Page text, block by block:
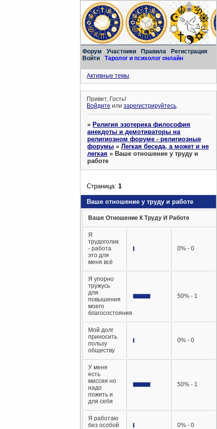
Форум Участники Правила
Регистрация
Войти
Таролог и психолог онлайн
Активные темы
Привет, Гость!
Войдите илизарегистрируйтесь.
»Религия эзотерика философия
анекдоты и демотиваторы на
религиозном форуме - религиозные
форумы »Легкая беседа, а может и не
легкая »Ваше отношение у труду и
работе
Ваше отношение у труду и работе
Страница:1
Ваше Отношение К Труду И Работе
Я
трудоголик
- работа
это для
меня всё
0% - 0
Я упорно
тружусь
для
повышения
моего
благосостояния
50% - 1
Мой долг
приносить
пользу
обществу
0% - 0
У меня
есть
миссия но
надо
пожить и
для себя
50% - 1
Я работаю
без особой
0% - 0